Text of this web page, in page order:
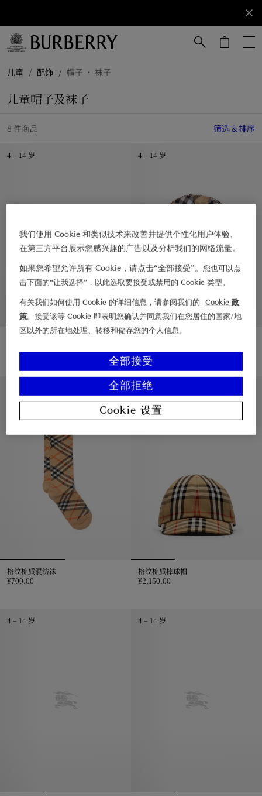
订阅获取
Burberry
品牌资
儿童 / 配饰 / 帽子 · 袜子
儿童帽子及袜子
8 件商品 筛选 & 排序
4 – 14 岁 4 – 14 岁
格纹棉质发圈, ¥750.00
格纹棉质混纺袜
¥700.00
4 – 14 岁
格纹棉质棒球帽
¥2,150.00
4 – 14 岁 4 – 14 岁
我们使用 Cookie 和类似技术来改善并提供个性化用户体验、
在第三方平台展示您感兴趣的广告以及分析我们的网络流量。
如果您希望允许所有 Cookie，请点击“全部接受”。您也可以点
击下面的“让我选择”，以此选取要接受或禁用的 Cookie 类型。
有关我们如何使用 Cookie 的详细信息，请参阅我们的 Cookie 政
策。接受该等 Cookie 即表明您确认并同意我们在您居住的国家/地
区以外的所在地处理、转移和储存您的个人信息。
全部拒绝
全部接受
Cookie 设置